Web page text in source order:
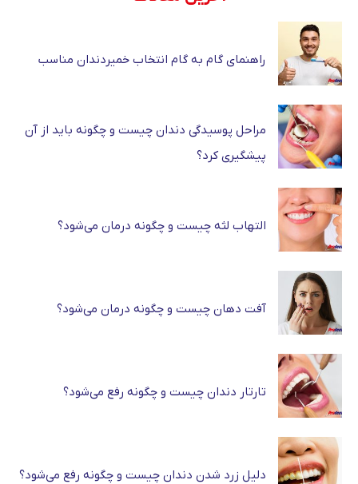
راهنمای گام به گام انتخاب خمیردندان مناسب
مراحل پوسیدگی دندان چیست و چگونه باید از آن
پیشگیری کرد؟
التهاب لثه چیست و چگونه درمان می‌شود؟
آفت دهان چیست و چگونه درمان می‌شود؟
تارتار دندان چیست و چگونه رفع می‌شود؟
دلیل زرد شدن دندان چیست و چگونه رفع می‌شود؟